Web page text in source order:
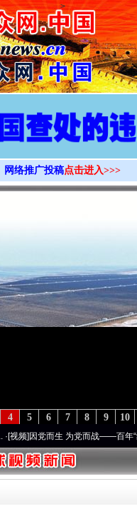
>
网络推广投稿点击进入>>>
10
9
8
7
6
5
4
而生 为党而战——百年“纪”事⑧加